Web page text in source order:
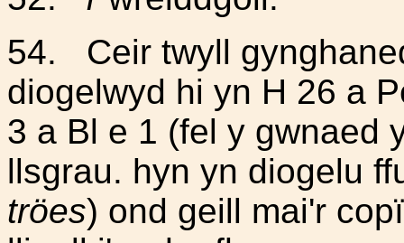
54.
Ceir twyll
diogelwyd hi yn H 26 a
3 a Bl e 1 (fel y gwnaed
llsgrau. hyn yn diogelu
tröes) ond geill mai'r